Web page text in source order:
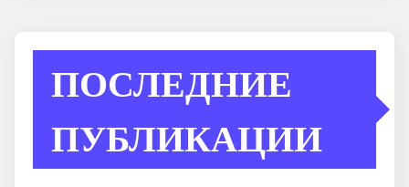
ПОСЛЕДНИЕ
ПУБЛИКАЦИИ